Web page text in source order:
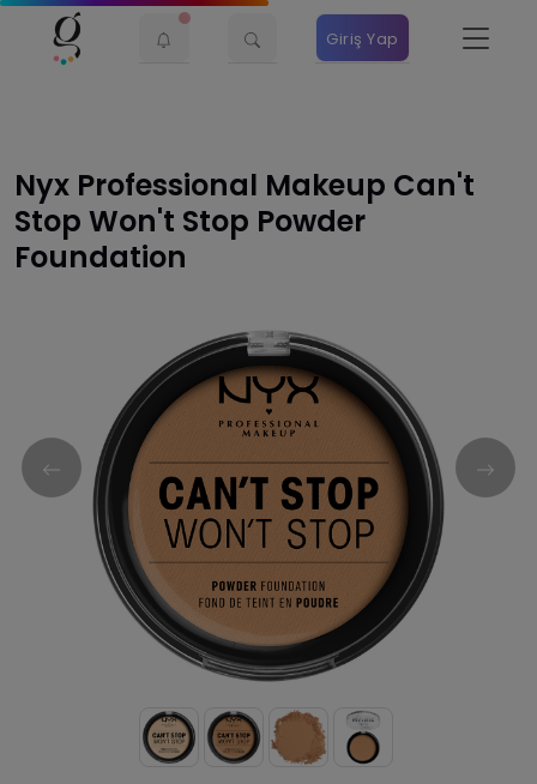
Giriş Yap
Nyx Professional Makeup Can't
Stop Won't Stop Powder
Foundation